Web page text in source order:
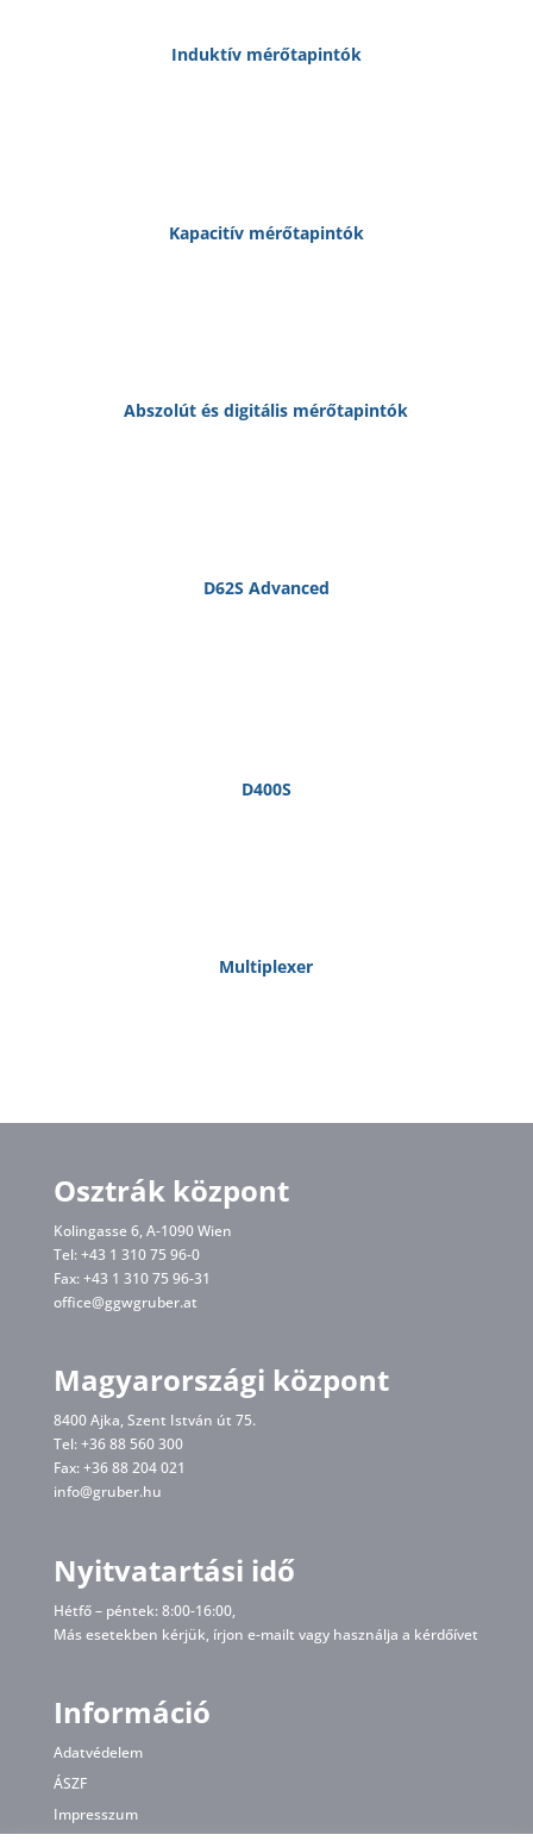
Induktív mérőtapintók
Kapacitív mérőtapintók
Abszolút és digitális mérőtapintók
D62S Advanced
D400S
Multiplexer
Osztrák központ
Kolingasse 6, A-1090 Wien
Tel: +43 1 310 75 96-0
Fax: +43 1 310 75 96-31
office@ggwgruber.at
Magyarországi központ
8400 Ajka, Szent István út 75.
Tel: +36 88 560 300
Fax: +36 88 204 021
info@gruber.hu
Nyitvatartási idő
Hétfő – péntek: 8:00-16:00,
Más esetekben kérjük, írjon e-mailt vagy használja a kérdőívet
Információ
Adatvédelem
ÁSZF
Impresszum